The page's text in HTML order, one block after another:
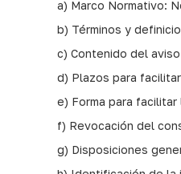
a) Marco Normativo:
b) Términos y
c) Contenido del
d) Plazos para
e) Forma para
f) Revocación del
g) Disposiciones